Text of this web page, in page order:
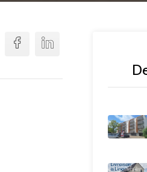
par email
FacebookLinkedin